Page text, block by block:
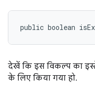
public boolean
देखें कि इस विकल्प का
के लिए किया गया हो.